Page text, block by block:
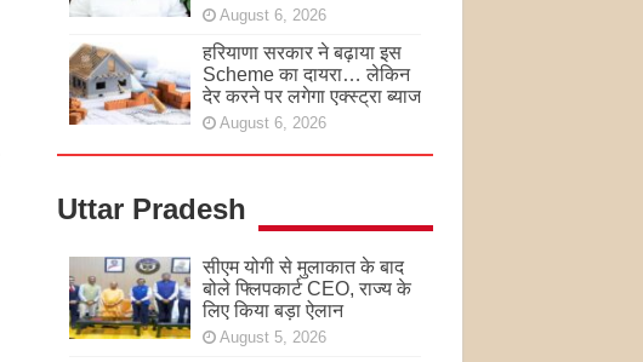
August 6, 2026
हरियाणा सरकार ने बढ़ाया इस
Scheme का दायरा… लेकिन
देर करने पर लगेगा एक्स्ट्रा ब्याज
August 6, 2026
Uttar Pradesh
सीएम योगी से मुलाकात के बाद
बोले फ्लिपकार्ट CEO, राज्य के
लिए किया बड़ा ऐलान
August 5, 2026